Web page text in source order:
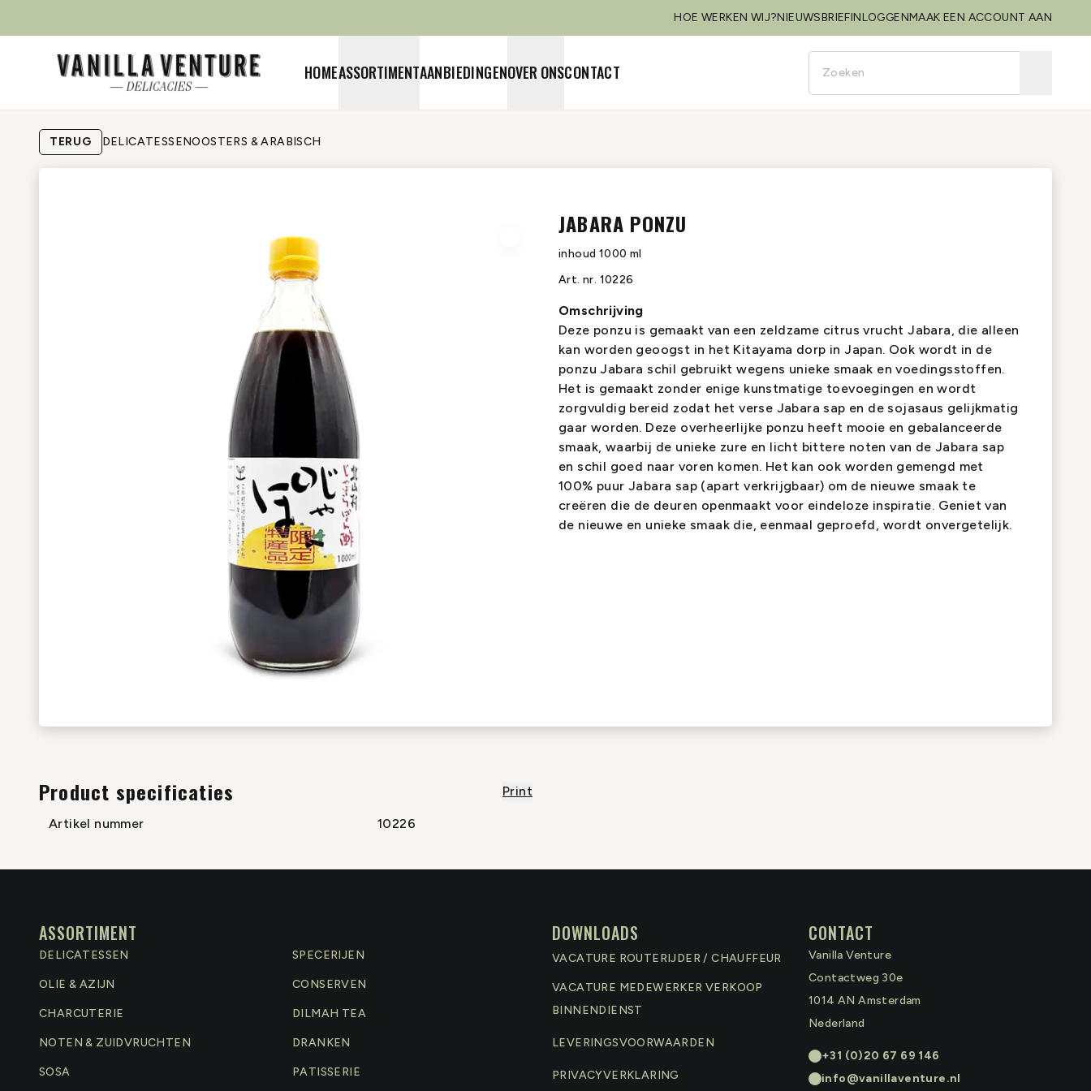
HOE WERKEN WIJ?NIEUWSBRIEFINLOGGENMAAK EEN ACCOUNT AAN
HOMEASSORTIMENTAANBIEDINGENOVER ONSCONTACT
TERUG DELICATESSENOOSTERS & ARABISCH
JABARA PONZU
inhoud 1000 ml
Art. nr. 10226
Omschrijving
Deze ponzu is gemaakt van een zeldzame citrus vrucht Jabara, die alleen
kan worden geoogst in het Kitayama dorp in Japan. Ook wordt in de
ponzu Jabara schil gebruikt wegens unieke smaak en voedingsstoffen.
Het is gemaakt zonder enige kunstmatige toevoegingen en wordt
zorgvuldig bereid zodat het verse Jabara sap en de sojasaus gelijkmatig
gaar worden. Deze overheerlijke ponzu heeft mooie en gebalanceerde
smaak, waarbij de unieke zure en licht bittere noten van de Jabara sap
en schil goed naar voren komen. Het kan ook worden gemengd met
100% puur Jabara sap (apart verkrijgbaar) om de nieuwe smaak te
creëren die de deuren openmaakt voor eindeloze inspiratie. Geniet van
de nieuwe en unieke smaak die, eenmaal geproefd, wordt onvergetelijk.
Product specificaties Print
Artikel nummer 10226
ASSORTIMENT
DELICATESSEN SPECERIJEN
OLIE & AZIJN CONSERVEN
CHARCUTERIE DILMAH TEA
NOTEN & ZUIDVRUCHTEN DRANKEN
SOSA PATISSERIE
DOWNLOADS
VACATURE ROUTERIJDER / CHAUFFEUR
VACATURE MEDEWERKER VERKOOP
BINNENDIENST
LEVERINGSVOORWAARDEN
PRIVACYVERKLARING
CONTACT
Vanilla Venture
Contactweg 30e
1014 AN Amsterdam
Nederland
+31 (0)20 67 69 146
info@vanillaventure.nl